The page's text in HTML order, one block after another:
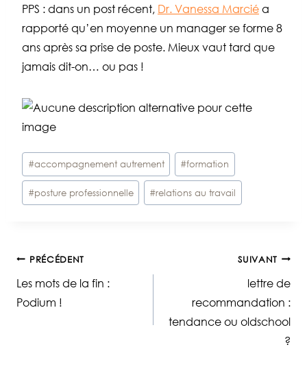
PPS : dans un post récent, Dr. Vanessa Marcié a
rapporté qu’en moyenne un manager se forme 8
ans après sa prise de poste. Mieux vaut tard que
jamais dit-on… ou pas !
Étiquettes
de
la
#accompagnement autrement #formation
#posture professionnelle #relations au travail
Navigation
de
PRÉCÉDENT
Les mots de la fin :
Podium !
SUIVANT
lettre de
recommandation :
tendance ou oldschool
?